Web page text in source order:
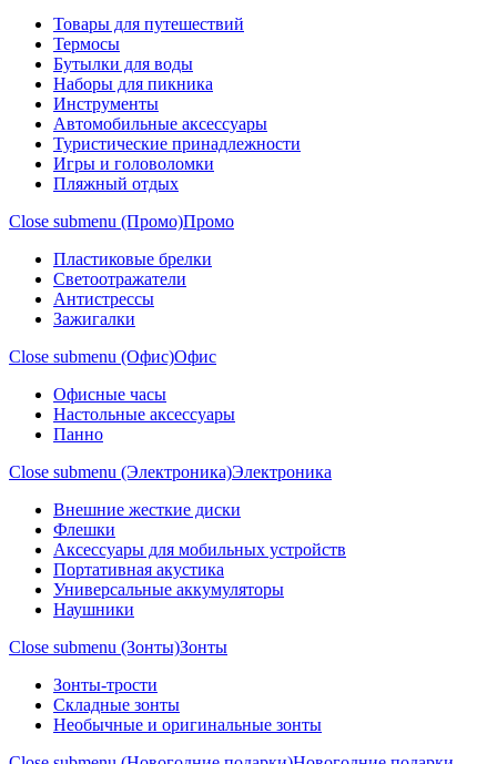
Товары для путешествий
Термосы
Бутылки для воды
Наборы для пикника
Инструменты
Автомобильные аксессуары
Туристические принадлежности
Игры и головоломки
Пляжный отдых
Close submenu (Промо)Промо
Пластиковые брелки
Светоотражатели
Антистрессы
Зажигалки
Close submenu (Офис)Офис
Офисные часы
Настольные аксессуары
Панно
Close submenu (Электроника)Электроника
Внешние жесткие диски
Флешки
Аксессуары для мобильных устройств
Портативная акустика
Универсальные аккумуляторы
Наушники
Close submenu (Зонты)Зонты
Зонты-трости
Складные зонты
Необычные и оригинальные зонты